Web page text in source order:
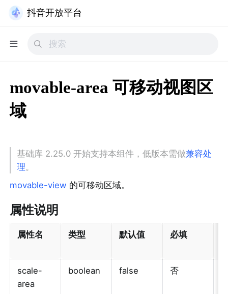
抖音开放平台
movable-area 可移动视图区
域
基础库 2.25.0 开始支持本组件，低版本需做兼容处
理。
movable-view 的可移动区域。
属性说明
属性名 类型 默认值 必填
scale-
area
boolean false 否